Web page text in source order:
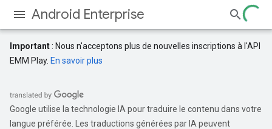
Android Enterprise
Important: Nous n'acceptons plus de nouvelles inscriptions à l'API
EMM Play. En savoir plus
Google utilise la technologie IA pour traduire le contenu dans votre
langue préférée. Les traductions générées par IA peuvent